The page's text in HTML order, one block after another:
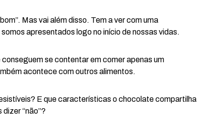
Mas vai além disso. Tem a ver com uma
apresentados logo no início de nossas vidas.
se contentar em comer apenas um
acontece com outros alimentos.
E que características o chocolate compartilha
“não”?